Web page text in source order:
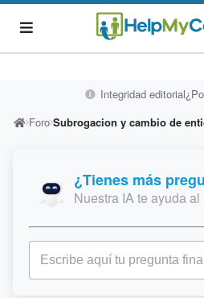
Integridad editorial
Foro Subrogacion y cambio de
¿Tienes más
Nuestra IA te ayuda al